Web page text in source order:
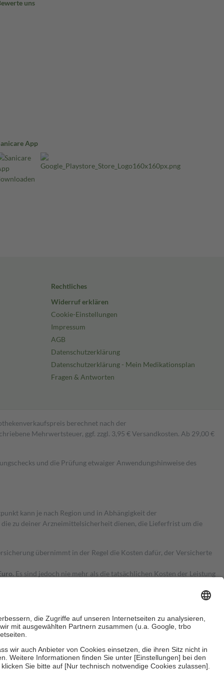
uns
App
Rechtliches
Widerruf erklären
Cookie-Einstellungen
Impressum
AGB
Datenschutzerklärung
Datenschutzerklärung - Mein Medikationsplan
Fragen & Antworten
berechnet nach der
Mehrwertsteuer, ggf. zzgl. 3,95 € Versandkosten. Ab 29,00 €
und die Prüfung etwaiger Anwendungshinweise des
kann je nach Region und in Abhängigkeit der
zu deiner Arzneimittelsicherheit dienen, die Lieferfrist um die
übernimmt in der Regel die Kosten dafür, der Versicherte
Es sind jedoch nie mehr als die tatsächlichen Kosten der Leistung
Zuzahlungen an bei: